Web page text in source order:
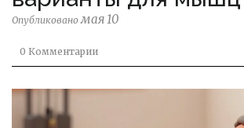
Опубликованомая 10
0 Комментарии